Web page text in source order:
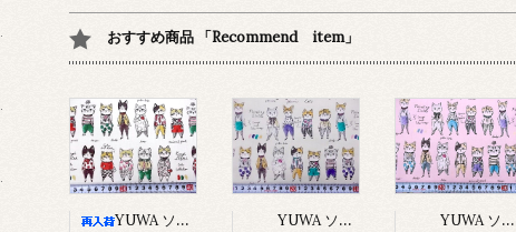
おすすめ商品 「Recommend item」
YUWA ソバカスキッズ Rough sketch（アイボリー） YUWA ソバカスキッズ Rough sketch（ライトグレージュ） YUWA ソバカスキッズ Rough sketch（ライトピンク）